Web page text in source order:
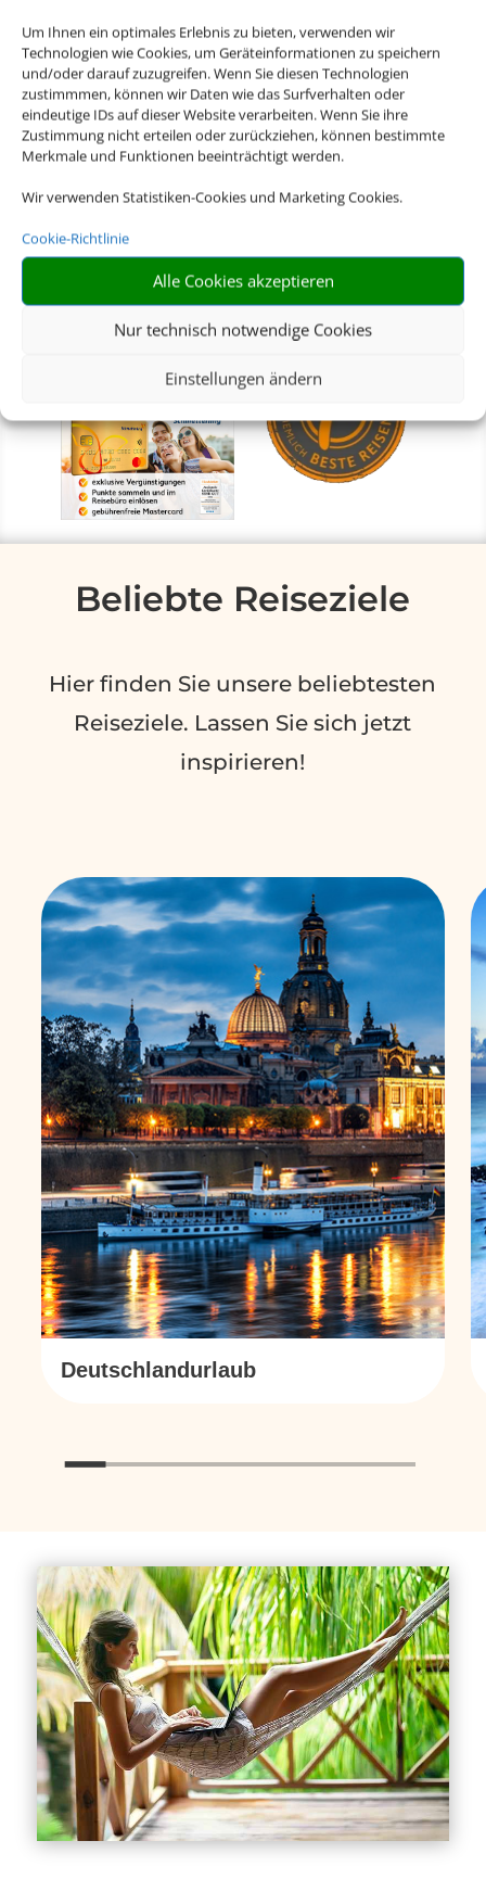
Um Ihnen ein optimales Erlebnis zu bieten, verwenden wir
Technologien wie Cookies, um Geräteinformationen zu speichern
und/oder darauf zuzugreifen. Wenn Sie diesen Technologien
zustimmmen, können wir Daten wie das Surfverhalten oder
eindeutige IDs auf dieser Website verarbeiten. Wenn Sie ihre
Zustimmung nicht erteilen oder zurückziehen, können bestimmte
Merkmale und Funktionen beeinträchtigt werden.
Wir verwenden Statistiken-Cookies und Marketing Cookies.
Cookie-Richtlinie
Alle Cookies akzeptieren
Nur technisch notwendige Cookies
Einstellungen ändern
Vorteilskarte
Beliebte Reiseziele
Hier finden Sie unsere beliebtesten
Reiseziele. Lassen Sie sich jetzt
inspirieren!
Deutschlandurlaub